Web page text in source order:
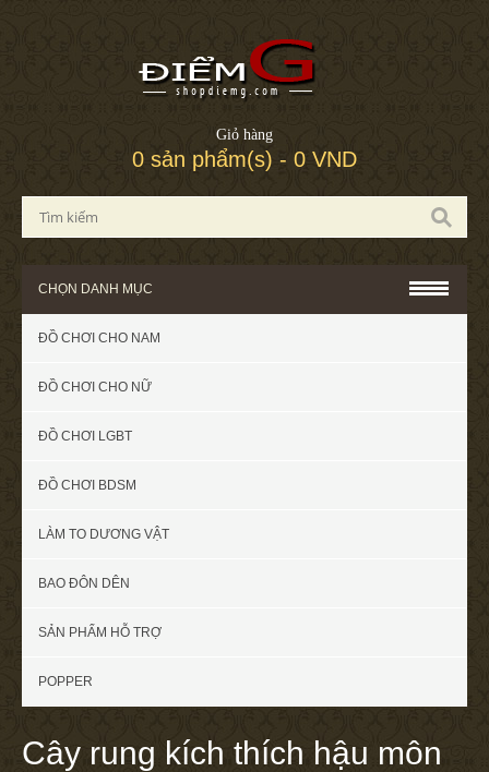
Giỏ hàng
0 sản phẩm(s) - 0 VND
CHỌN DANH MỤC
ĐỒ CHƠI CHO NAM
ĐỒ CHƠI CHO NỮ
ĐỒ CHƠI LGBT
ĐỒ CHƠI BDSM
LÀM TO DƯƠNG VẬT
BAO ĐÔN DÊN
SẢN PHẨM HỖ TRỢ
POPPER
Cây rung kích thích hậu môn